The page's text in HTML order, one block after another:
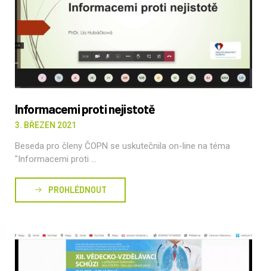
Informacemi proti nejistotě
3. BŘEZEN 2021
Beseda pro členy ČOPN se uskutečnila on-line na téma
"Informacemi proti ...
PROHLÉDNOUT